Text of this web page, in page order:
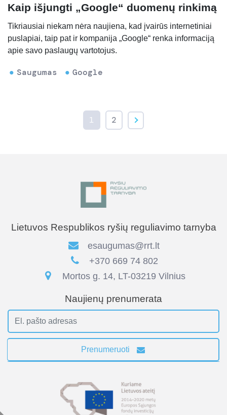
Kaip išjungti „Google“ duomenų rinkimą
Tikriausiai niekam nėra naujiena, kad įvairūs internetiniai
puslapiai, taip pat ir kompanija „Google“ renka informaciją
apie savo paslaugų vartotojus.
Saugumas Google
1 2
Lietuvos Respublikos ryšių reguliavimo tarnyba
esaugumas@rrt.lt
+370 669 74 802
Mortos g. 14, LT-03219 Vilnius
Naujienų prenumerata
Prenumeruoti